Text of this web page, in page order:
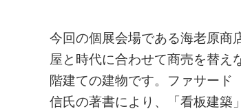
今回の個展会場である海老原商
屋と時代に合わせて商売を替え
階建ての建物です。ファサード
信氏の著書により、「看板建築